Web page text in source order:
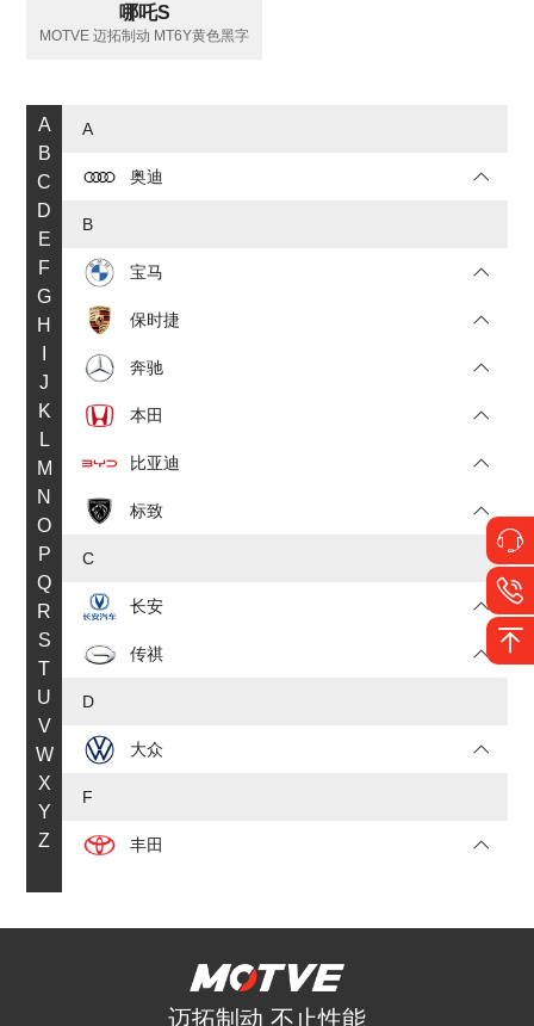
哪吒S
MOTVE 迈拓制动 MT6Y黄色黑字
A
B
C
D
E
F
G
H
J
K
L
M
N
O
P
Q
R
S
T
U
V
W
X
Y
Z
A
奥迪
B
宝马
保时捷
奔驰
本田
比亚迪
标致
C
长安
传祺
D
大众
F
丰田
迈拓制动 不止性能